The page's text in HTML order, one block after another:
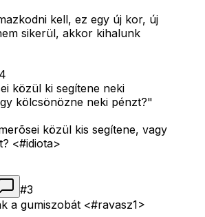
kell, ez egy új kor, új
sikerül, akkor kihalunk
4
közül ki segítene neki
kölcsönözne neki pénzt?"
közül kis segítene, vagy
<#idiota>
#3
a gumiszobát <#ravasz1>